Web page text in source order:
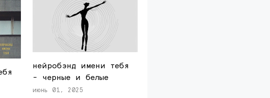
нейробэнд имени тебя
- черные и белые
июнь 01, 2025